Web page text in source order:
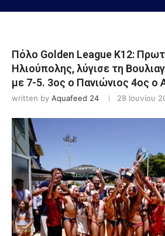
Πόλο Golden League Κ12:
Ηλιούπολης, λύγισε τη
με 7-5. 3ος ο Πανιώνιος 4ος ο
written by Aquafeed 24 28 Ιουνίου